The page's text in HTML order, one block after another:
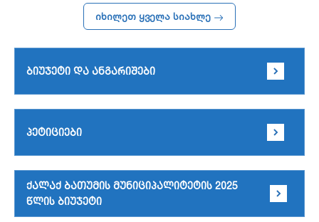
ბიუჯეტი და ანგარიშები
პეტიციები
ქალაქ ბათუმის მუნიციპალიტეტის 2025
წლის ბიუჯეტი
იხილეთ ყველა სიახლე